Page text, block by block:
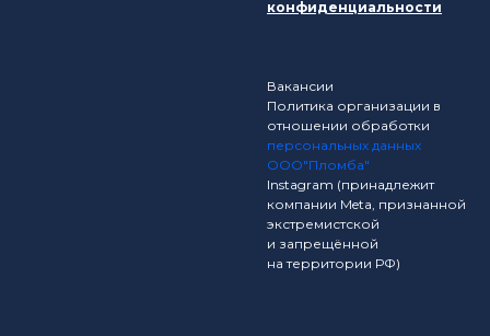
конфиденциальности
Вакансии
Политика организации в
отношении обработки
персональных данных
ООО"Пломба"
Instagram (принадлежит
компании Meta, признанной
экстремистской
и запрещённой
на территории РФ)